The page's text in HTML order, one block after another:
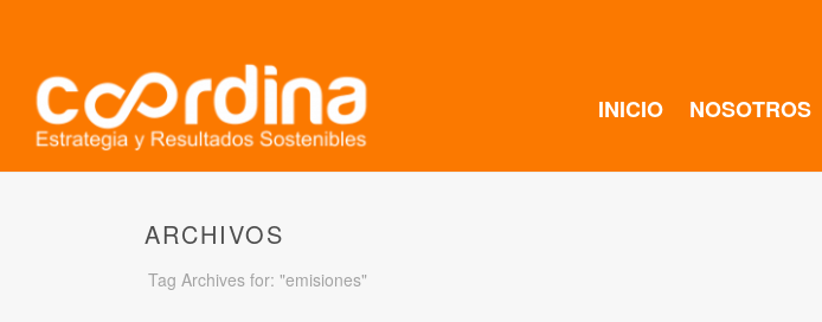
INICIO NOSOTROS
ARCHIVOS
Tag Archives for: "emisiones"